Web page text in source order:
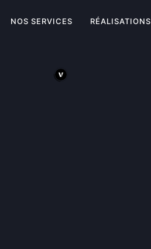
NOS SERVICES RÉALISATIONS